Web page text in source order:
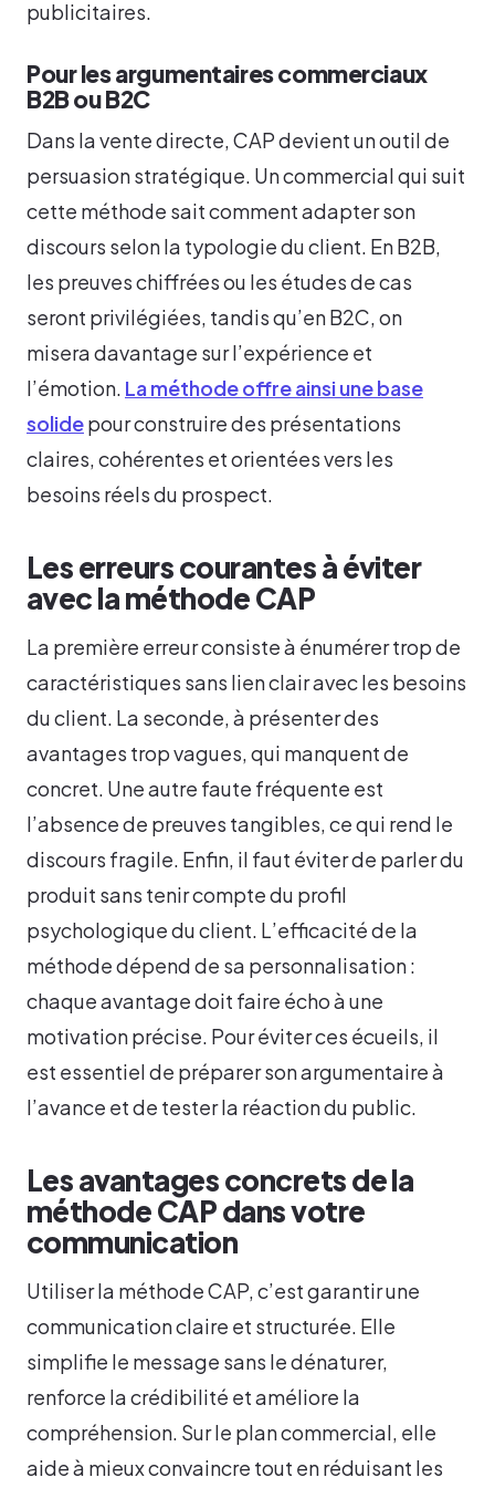
publicitaires.
Pour les argumentaires commerciaux
B2B ou B2C
Dans la vente directe, CAP devient un outil de
persuasion stratégique. Un commercial qui suit
cette méthode sait comment adapter son
discours selon la typologie du client. En B2B,
les preuves chiffrées ou les études de cas
seront privilégiées, tandis qu’en B2C, on
misera davantage sur l’expérience et
l’émotion. La méthode offre ainsi une base
solidepour construire des présentations
claires, cohérentes et orientées vers les
besoins réels du prospect.
Les erreurs courantes à éviter
avec la méthode CAP
La première erreur consiste à énumérer trop de
caractéristiques sans lien clair avec les besoins
du client. La seconde, à présenter des
avantages trop vagues, qui manquent de
concret. Une autre faute fréquente est
l’absence de preuves tangibles, ce qui rend le
discours fragile. Enfin, il faut éviter de parler du
produit sans tenir compte du profil
psychologique du client. L’efficacité de la
méthode dépend de sa personnalisation :
chaque avantage doit faire écho à une
motivation précise. Pour éviter ces écueils, il
est essentiel de préparer son argumentaire à
l’avance et de tester la réaction du public.
Les avantages concrets de la
méthode CAP dans votre
communication
Utiliser la méthode CAP, c’est garantir une
communication claire et structurée. Elle
simplifie le message sans le dénaturer,
renforce la crédibilité et améliore la
compréhension. Sur le plan commercial, elle
aide à mieux convaincre tout en réduisant les